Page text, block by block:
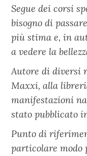
Segue dei corsi
bisogno di
più stima e, in
a vedere la
Autore di diversi
Maxxi, alla
manifestazioni
stato pubblicato
Punto di
particolare modo